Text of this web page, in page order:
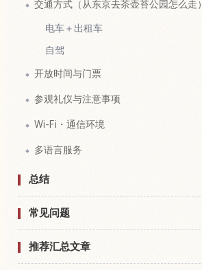
交通方式（从东京去茶壶苔公园怎么走）
电车＋出租车
自驾
开放时间与门票
参观礼仪与注意事项
Wi-Fi・通信环境
多语言服务
总结
常见问题
推荐汇总文章